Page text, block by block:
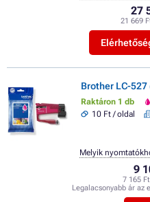
27
21 669
Brother LC-
Raktáron 1 db
10 Ft / oldal
9
7 165
Legalacsonyabb ár az
Melyik